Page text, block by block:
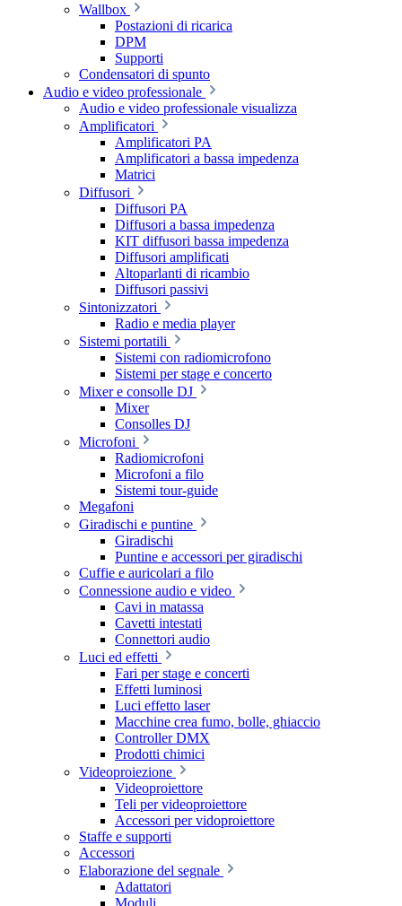
Wallbox
Postazioni di ricarica
DPM
Supporti
Condensatori di spunto
Audio e video professionale
Audio e video professionale visualizza
Amplificatori
Amplificatori PA
Amplificatori a bassa impedenza
Matrici
Diffusori
Diffusori PA
Diffusori a bassa impedenza
KIT diffusori bassa impedenza
Diffusori amplificati
Altoparlanti di ricambio
Diffusori passivi
Sintonizzatori
Radio e media player
Sistemi portatili
Sistemi con radiomicrofono
Sistemi per stage e concerto
Mixer e consolle DJ
Mixer
Consolles DJ
Microfoni
Radiomicrofoni
Microfoni a filo
Sistemi tour-guide
Megafoni
Giradischi e puntine
Giradischi
Puntine e accessori per giradischi
Cuffie e auricolari a filo
Connessione audio e video
Cavi in matassa
Cavetti intestati
Connettori audio
Luci ed effetti
Fari per stage e concerti
Effetti luminosi
Luci effetto laser
Macchine crea fumo, bolle, ghiaccio
Controller DMX
Prodotti chimici
Videoproiezione
Videoproiettore
Teli per videoproiettore
Accessori per vidoproiettore
Staffe e supporti
Accessori
Elaborazione del segnale
Adattatori
Moduli